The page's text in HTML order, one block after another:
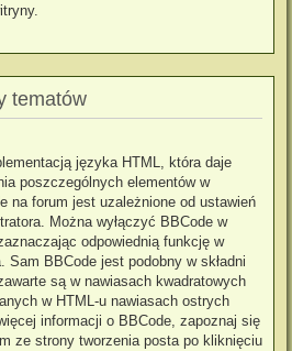
tematów
języka HTML, która daje
poszczególnych elementów w
na forum jest uzależnione od ustawień
Można wyłączyć BBCode w
odpowiednią funkcję w
Sam BBCode jest podobny w składni
są w nawiasach kwadratowych
w HTML-u nawiasach ostrych
informacji o BBCode, zapoznaj się
ze strony tworzenia posta po kliknięciu